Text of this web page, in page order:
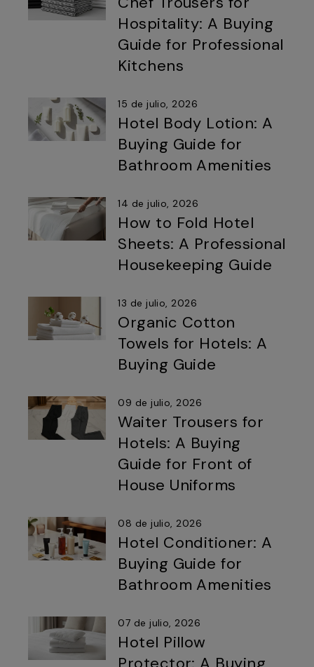
Hospitality: A Buying
Guide for Professional
Kitchens
15 de julio, 2026
Hotel Body Lotion: A
Buying Guide for
Bathroom Amenities
14 de julio, 2026
How to Fold Hotel
Sheets: A Professional
Housekeeping Guide
13 de julio, 2026
Organic Cotton
Towels for Hotels: A
Buying Guide
09 de julio, 2026
Waiter Trousers for
Hotels: A Buying
Guide for Front of
House Uniforms
08 de julio, 2026
Hotel Conditioner: A
Buying Guide for
Bathroom Amenities
07 de julio, 2026
Hotel Pillow
Protector: A Buying